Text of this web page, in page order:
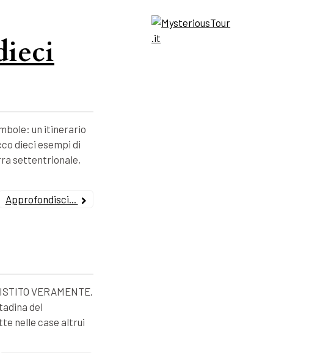
un itinerario
dieci esempi di
settentrionale,
Approfondisci...
VERAMENTE.
del
nelle case altrui